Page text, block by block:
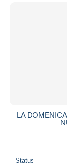
LA
Status